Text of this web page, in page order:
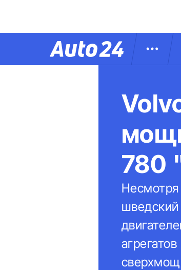
780
Несмотря
шведский